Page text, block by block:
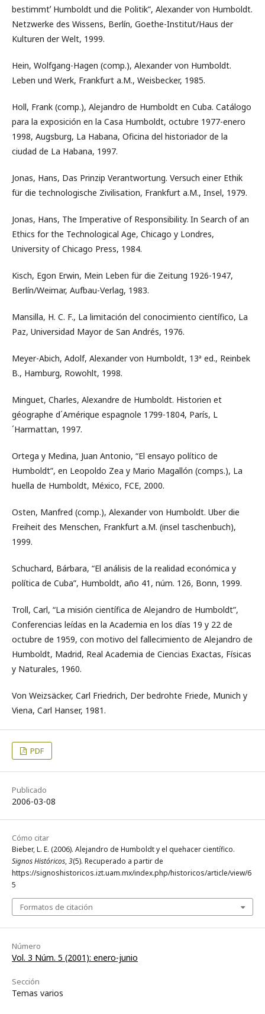
bestimmtʼ Humboldt und die Politik”, Alexander von Humboldt.
Netzwerke des Wissens, Berlín, Goethe-Institut/Haus der
Kulturen der Welt, 1999.
Hein, Wolfgang-Hagen (comp.), Alexander von Humboldt.
Leben und Werk, Frankfurt a.M., Weisbecker, 1985.
Holl, Frank (comp.), Alejandro de Humboldt en Cuba. Catálogo
para la exposición en la Casa Humboldt, octubre 1977-enero
1998, Augsburg, La Habana, Oficina del historiador de la
ciudad de La Habana, 1997.
Jonas, Hans, Das Prinzip Verantwortung. Versuch einer Ethik
für die technologische Zivilisation, Frankfurt a.M., Insel, 1979.
Jonas, Hans, The Imperative of Responsibility. In Search of an
Ethics for the Technological Age, Chicago y Londres,
University of Chicago Press, 1984.
Kisch, Egon Erwin, Mein Leben für die Zeitung 1926-1947,
Berlín/Weimar, Aufbau-Verlag, 1983.
Mansilla, H. C. F., La limitación del conocimiento científico, La
Paz, Universidad Mayor de San Andrés, 1976.
Meyer-Abich, Adolf, Alexander von Humboldt, 13ª ed., Reinbek
B., Hamburg, Rowohlt, 1998.
Minguet, Charles, Alexandre de Humboldt. Historien et
géographe d´Amérique espagnole 1799-1804, París, L
´Harmattan, 1997.
Ortega y Medina, Juan Antonio, “El ensayo político de
Humboldt”, en Leopoldo Zea y Mario Magallón (comps.), La
huella de Humboldt, México, FCE, 2000.
Osten, Manfred (comp.), Alexander von Humboldt. Uber die
Freiheit des Menschen, Frankfurt a.M. (insel taschenbuch),
1999.
Schuchard, Bárbara, “El análisis de la realidad económica y
política de Cuba”, Humboldt, año 41, núm. 126, Bonn, 1999.
Troll, Carl, “La misión científica de Alejandro de Humboldt”,
Conferencias leídas en la Academia en los días 19 y 22 de
octubre de 1959, con motivo del fallecimiento de Alejandro de
Humboldt, Madrid, Real Academia de Ciencias Exactas, Físicas
y Naturales, 1960.
Von Weizsäcker, Carl Friedrich, Der bedrohte Friede, Munich y
Viena, Carl Hanser, 1981.
PDF
Publicado
2006-03-08
Cómo citar
Bieber, L. E. (2006). Alejandro de Humboldt y el quehacer científico.
Signos Históricos,3(5). Recuperado a partir de
https://signoshistoricos.izt.uam.mx/index.php/historicos/article/view/6
5
Formatos de citación
Número
Vol. 3 Núm. 5 (2001): enero-junio
Sección
Temas varios